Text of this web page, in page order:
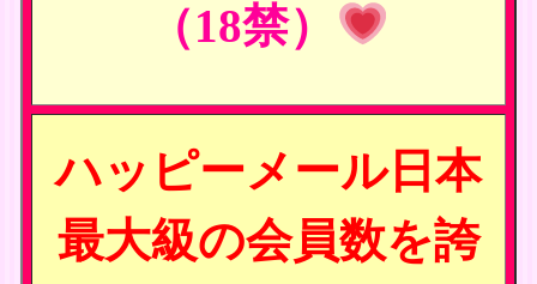
（18禁）
ハッピーメール日本
最大級の会員数を誇